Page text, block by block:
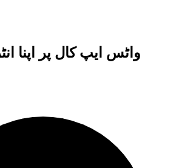
واٹس ایپ کال پر اپنا